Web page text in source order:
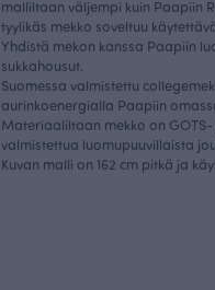
malliltaan väljempi kuin Paapiin
tyylikäs mekko soveltuu
Yhdistä mekon kanssa Paapiin
sukkahousut.
Suomessa valmistettu
aurinkoenergialla Paapiin
Materiaaliltaan mekko on
valmistettua luomupuuvillaista
Kuvan malli on 162 cm pitkä ja